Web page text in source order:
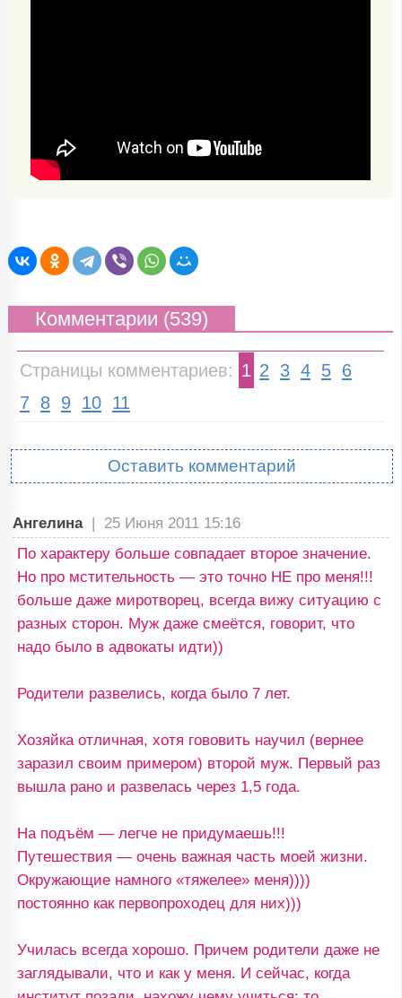
Комментарии (539)
Страницы комментариев: 1 2 3 4 5 6
7 8 9 10 11
Оставить комментарий
Ангелина | 25 Июня 2011 15:16
По характеру больше совпадает второе значение.
Но про мстительность — это точно НЕ про меня!!!
больше даже миротворец, всегда вижу ситуацию с
разных сторон. Муж даже смеётся, говорит, что
надо было в адвокаты идти))
Родители развелись, когда было 7 лет.
Хозяйка отличная, хотя гововить научил (вернее
заразил своим примером) второй муж. Первый раз
вышла рано и развелась через 1,5 года.
На подъём — легче не придумаешь!!!
Путешествия — очень важная часть моей жизни.
Окружающие намного «тяжелее» меня))))
постоянно как первопроходец для них)))
Училась всегда хорошо. Причем родители даже не
заглядывали, что и как у меня. И сейчас, когда